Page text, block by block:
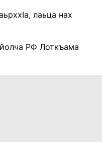
лаьца нах
РФ Лоткъама